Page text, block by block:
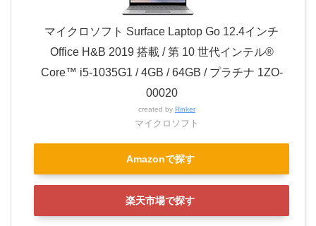
マイクロソフト Surface Laptop Go 12.4インチ
Office H&B 2019 搭載 / 第 10 世代インテル®
Core™ i5-1035G1 / 4GB / 64GB / プラチナ 1ZO-
00020
created by Rinker
マイクロソフト
Amazonで探す
楽天市場で探す